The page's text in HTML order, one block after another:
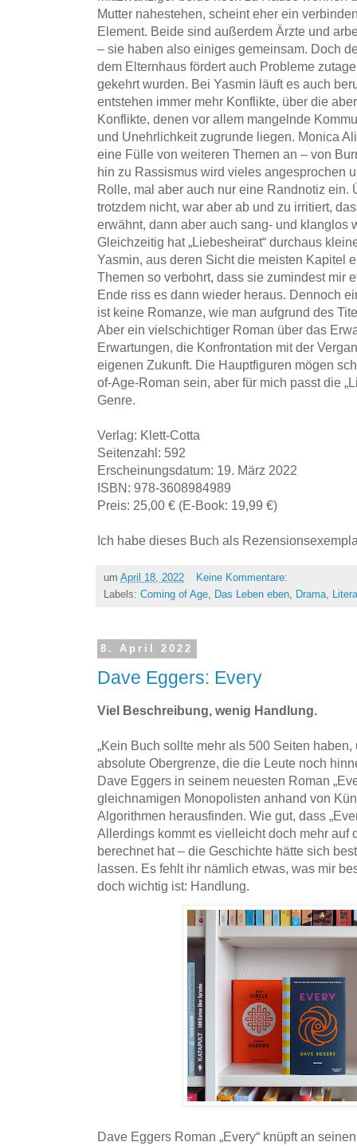
Mutter nahestehen, scheint eher ein
Element. Beide sind außerdem Ärzte und
– sie haben also einiges gemeinsam. Doch
dem Elternhaus fördert auch Probleme
gekehrt wurden. Bei Yasmin läuft es auch
entstehen immer mehr Konflikte, über die
Konflikte, denen vor allem mangelnde
und Unehrlichkeit zugrunde liegen. Monica
eine Fülle von weiteren Themen an – von
hin zu Rassismus wird vieles angesprochen
Rolle, mal aber auch nur eine Randnotiz ein.
trotzdem nicht, war aber ab und zu irritiert,
erwähnt, dann aber auch sang- und klanglos
Gleichzeitig hat „Liebesheirat“ durchaus
Yasmin, aus deren Sicht die meisten Kapitel
Themen so verbohrt, dass sie zumindest mir
Ende riss es dann wieder heraus. Dennoch
ist keine Romanze, wie man aufgrund des
Aber ein vielschichtiger Roman über das
Erwartungen, die Konfrontation mit der
eigenen Zukunft. Die Hauptfiguren mögen
of-Age-Roman sein, aber für mich passt die
Genre.
Verlag: Klett-Cotta
Seitenzahl: 592
Erscheinungsdatum: 19. März 2022
ISBN: 978-3608984989
Preis: 25,00 € (E-Book: 19,99 €)
Ich habe dieses Buch als
um April 18, 2022
Keine Kommentare:
Labels: Coming of Age Das Leben eben Drama
8. April 2022
Dave Eggers: Every
Viel Beschreibung, wenig Handlung.
„Kein Buch sollte mehr als 500 Seiten
absolute Obergrenze, die die Leute noch
Dave Eggers in seinem neuesten Roman
gleichnamigen Monopolisten anhand von
Algorithmen herausfinden. Wie gut, dass
Allerdings kommt es vielleicht doch mehr auf
berechnet hat – die Geschichte hätte sich
lassen. Es fehlt ihr nämlich etwas, was mir
doch wichtig ist: Handlung.
Dave Eggers Roman „Every“ knüpft an